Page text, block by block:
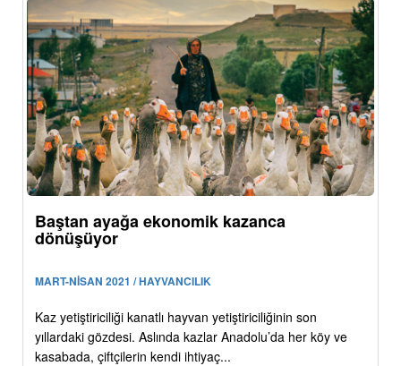
Baştan ayağa ekonomik kazanca
dönüşüyor
MART-NİSAN 2021 / HAYVANCILIK
Kaz yetiştiriciliği kanatlı hayvan yetiştiriciliğinin son
yıllardaki gözdesi. Aslında kazlar Anadolu’da her köy ve
kasabada, çiftçilerin kendi ihtiyaç...